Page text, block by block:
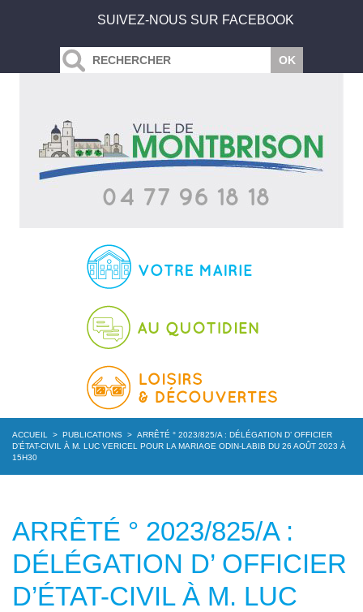
SUIVEZ-NOUS SUR FACEBOOK
ACCUEIL > PUBLICATIONS > ARRÊTÉ ° 2023/825/A : DÉLÉGATION D’ OFFICIER
D’ÉTAT-CIVIL À M. LUC VERICEL POUR LA MARIAGE ODIN-LABIB DU 26 AOÛT 2023 À
15H30
ARRÊTÉ ° 2023/825/A :
DÉLÉGATION D’ OFFICIER
D’ÉTAT-CIVIL À M. LUC